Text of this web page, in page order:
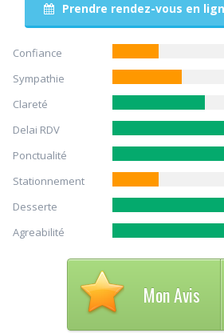
Prendre rendez-vous en
Confiance
Sympathie
Clareté
Delai RDV
Ponctualité
Stationnement
Desserte
Agreabilité
Mon Avis